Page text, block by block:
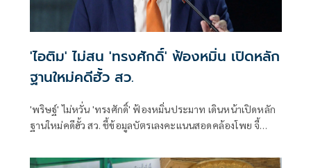
'ไอติม' ไม่สน 'ทรงศักดิ์' ฟ้องหมิ่น เปิดหลัก
ฐานใหม่คดีฮั้ว สว.
'พริษฐ์' ไม่หวั่น 'ทรงศักดิ์' ฟ้องหมิ่นประมาท เดินหน้าเปิดหลัก
ฐานใหม่คดีฮั้ว สว. ชี้ข้อมูลบัตรเลงคะแนนสอดคล้องโพย จี้